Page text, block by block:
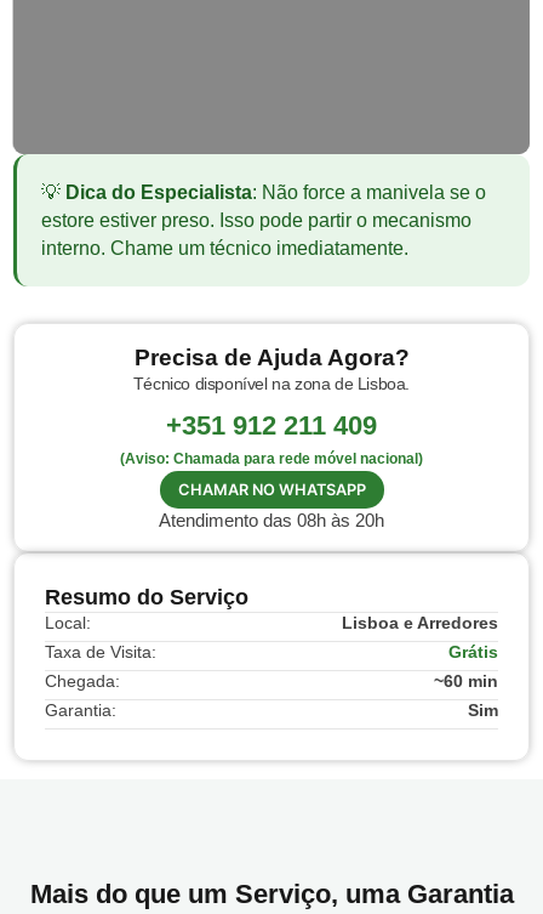
💡 Dica do Especialista: Não force a manivela se o
estore estiver preso. Isso pode partir o mecanismo
interno. Chame um técnico imediatamente.
Precisa de Ajuda Agora?
Técnico disponível na zona de Lisboa.
+351 912 211 409
(Aviso: Chamada para rede móvel nacional)
CHAMAR NO WHATSAPP
Atendimento das 08h às 20h
Resumo do Serviço
Local:
Lisboa e Arredores
Taxa de Visita:
Grátis
Chegada:
~60 min
Garantia:
Sim
Mais do que um Serviço, uma Garantia